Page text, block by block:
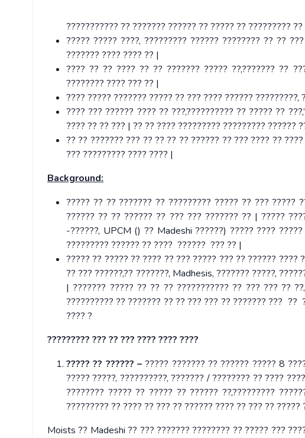
??????????? ?? ??????? ?????? ?? ????? ?? ?????????
????? ????? ????, ????????? ?????? ???????? ?? ??
??????? ???? ???? ?? |
???? ?? ?? ???? ?? ?? ??????? ????? ??,??????? ??
???????? ???? ??? ?? |
???? ????? ??????? ????? ?? ??? ???? ??????
???? ??? ?????? ???? ?? ???,?????????? ?? ????? ??
???? ?? ?? ??? | ?? ?? ???? ????????? ????????? ??????
?? ?? ??????? ??? ?? ?? ?? ?? ?????? ?? ??? ???? ??
??? ????????? ???? ???? |
Background:
????? ?? ?? ??????? ?? ????????? ????? ?? ???
?????? ?? ?? ?????? ?? ??? ??? ??????? ?? | ?????
-??????, UPCM () ?? Madeshi ??????) ????? ????
????????? ?????? ?? ???? ?????? ??? ?? |
????? ?? ????? ?? ???? ?? ??? ????? ??? ?? ?????? ????
?? ??? ??????,?? ???????, Madhesis, ??????? ?????,
| ??????? ????? ?? ?? ?? ??????????? ?? ??? ??? ??
?????????? ?? ??????? ?? ?? ??? ??? ?? ??????? ???
???? ?
????????? ??? ?? ??? ???? ???? ????
????? ?? ?????? –????? ??????? ?? ?????? ????? 8
????? ?????, ??????????, ??????? / ???????? ?? ????
???????? ????? ?? ????? ?? ?????? ??,?????????
????????? ?? ???? ?? ??? ?? ?????? ???? ?? ??? ?? ?????
Moists ?? Madeshi ?? ??? ??????? ???????? ?? ????? ???